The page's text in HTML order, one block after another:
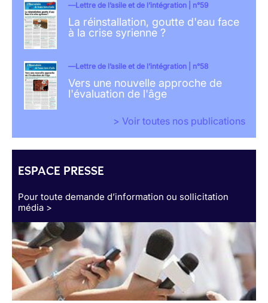
Lettre de l’asile et de l’intégration | n°59
La réinstallation, goutte d'eau face
à la crise syrienne ?
Lettre de l’asile et de l’intégration | n°58
Vers une nouvelle approche de
l'évaluation de l'âge
> Voir toutes nos publications
ESPACE PRESSE
Pour toute demande d’information ou sollicitation
média >